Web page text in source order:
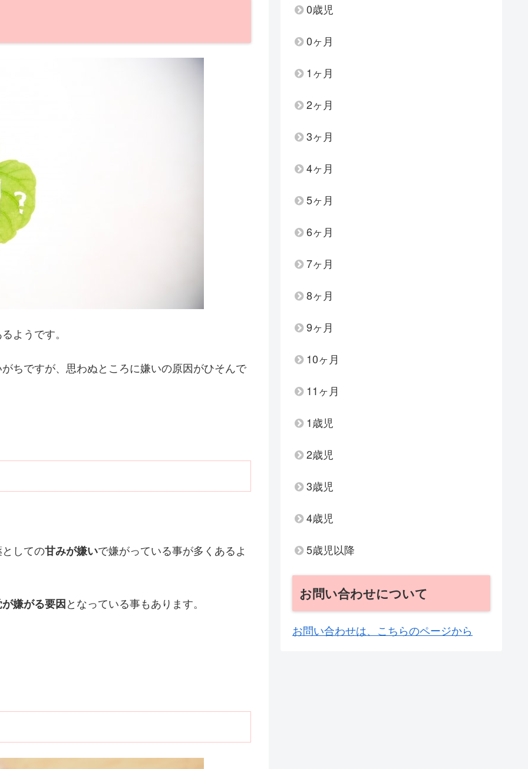
ようです。
ちですが、思わぬところに嫌いの原因がひそんで
しての甘みが嫌いで嫌がっている事が多くあるよ
嫌がる要因となっている事もあります。
0歳児
0ヶ月
1ヶ月
2ヶ月
3ヶ月
4ヶ月
5ヶ月
6ヶ月
7ヶ月
8ヶ月
9ヶ月
10ヶ月
11ヶ月
1歳児
2歳児
3歳児
4歳児
5歳児以降
お問い合わせについて
お問い合わせは、こちらのページから